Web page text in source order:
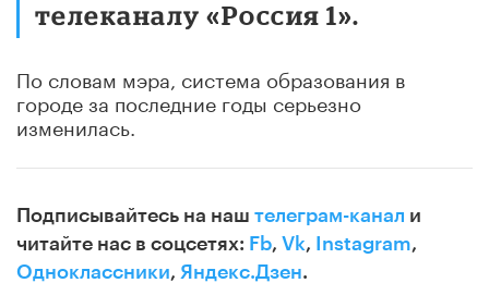
телеканалу «Россия 1».
По словам мэра, система образования в
городе за последние годы серьезно
изменилась.
Подписывайтесь на наш телеграм-канал и
читайте нас в соцсетях: Fb, Vk, Instagram,
Одноклассники, Яндекс.Дзен.